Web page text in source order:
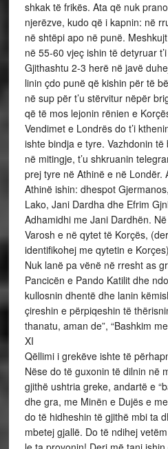
shkak të frikës. Ata që nuk
njerëzve, kudo që i kapnin: në
në shtëpi apo në punë.
në 55-60 vjeç ishin të detyruar
Gjithashtu 2-3 herë në javë
linin çdo punë që kishin për të
në sup për t’u stërvitur nëpër
që të mos lejonin rënien e
Vendimet e Londrës do t’i
ishte bindja e tyre. Vazhdonin
në mitingje, t’u shkruanin
prej tyre në Athinë e në Londër.
Athinë ishin: dhespot
Lako, Jani Dardha dhe Efrim
Adhamidhi me Jani Dardhën.
Varosh e në qytet të Korçës,
identifikohej me qytetin e
Nuk lanë pa vënë në rresht as
Pancicën e Pando Katilit dhe
kullosnin dhentë dhe lanin
çireshin e përpiqeshin të
thanatu, aman de”, “Bashkim
XI
Qëllimi i grekëve ishte të
Nëse do të guxonin të dilnin në
gjithë ushtria greke, andartë e
dhe gra, me Minën e Dujës e
do të hidheshin të gjithë mbi ta
mbetej gjallë. Do të ndihej